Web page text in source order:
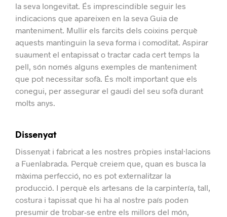
la seva longevitat. És imprescindible seguir les
indicacions que apareixen en la seva Guia de
manteniment. Mullir els farcits dels coixins perquè
aquests mantinguin la seva forma i comoditat. Aspirar
suaument el entapissat o tractar cada cert temps la
pell, són només alguns exemples de manteniment
que pot necessitar sofà. És molt important que els
conegui, per assegurar el gaudi del seu sofà durant
molts anys.
Dissenyat
Dissenyat i fabricat a les nostres pròpies instal·lacions
a Fuenlabrada. Perquè creiem que, quan es busca la
màxima perfecció, no es pot externalitzar la
producció. I perquè els artesans de la carpintería, tall,
costura i tapissat que hi ha al nostre país poden
presumir de trobar-se entre els millors del món,